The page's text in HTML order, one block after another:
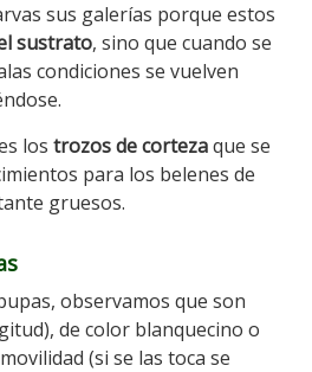
sus galerías porque estos
sustrato, sino que cuando se
condiciones se vuelven
los trozos de cortezaque se
para los belenes de
gruesos.
observamos que son
de color blanquecino o
(si se las toca se